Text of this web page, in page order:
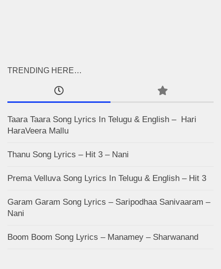
TRENDING HERE…
Taara Taara Song Lyrics In Telugu & English – Hari
HaraVeera Mallu
Thanu Song Lyrics – Hit 3 – Nani
Prema Velluva Song Lyrics In Telugu & English – Hit 3
Garam Garam Song Lyrics – Saripodhaa Sanivaaram –
Nani
Boom Boom Song Lyrics – Manamey – Sharwanand